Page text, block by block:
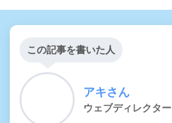
この記事を書いた人
アキさん
ウェブディレクター